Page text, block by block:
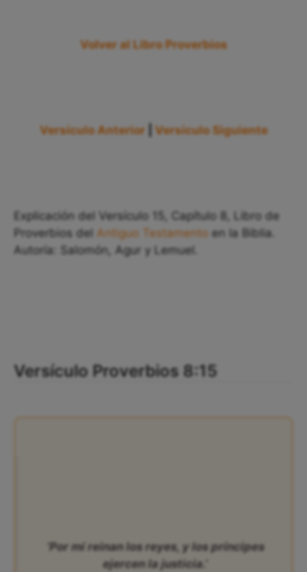
Volver al Libro Proverbios
Versículo Anterior Versículo Siguiente
Explicación del Versículo 15, Capítulo 8, Libro de
Proverbios del Antiguo Testamento en la Biblia.
Autoría: Salomón, Agur y Lemuel.
Versículo Proverbios 8:15
‘Por mí reinan los reyes, y los príncipes
ejercen la justicia.’